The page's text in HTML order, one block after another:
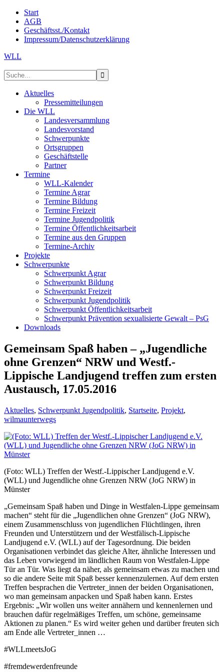
Start
AGB
Geschäftsst./Kontakt
Impressum/Datenschutzerklärung
WLL
Aktuelles
Pressemitteilungen
Die WLL
Landesversammlung
Landesvorstand
Schwerpunkte
Ortsgruppen
Geschäftstelle
Partner
Termine
WLL-Kalender
Termine Agrar
Termine Bildung
Termine Freizeit
Termine Jugendpolitik
Termine Öffentlichkeitsarbeit
Termine aus den Gruppen
Termine-Archiv
Projekte
Schwerpunkte
Schwerpunkt Agrar
Schwerpunkt Bildung
Schwerpunkt Freizeit
Schwerpunkt Jugendpolitik
Schwerpunkt Öffentlichkeitsarbeit
Schwerpunkt Prävention sexualisierte Gewalt – PsG
Downloads
Gemeinsam Spaß haben – „Jugendliche
ohne Grenzen“ NRW und Westf.-
Lippische Landjugend treffen zum ersten
Austausch, 17.05.2016
Aktuelles, Schwerpunkt Jugendpolitik, Startseite, Projekt,
wilmaunterwegs
(Foto: WLL) Treffen der Westf.-Lippischer Landjugend e.V.
(WLL) und Jugendliche ohne Grenzen NRW (JoG NRW) in
Münster
„Gemeinsam Spaß haben und Dinge in Westfalen-Lippe gemeinsam
machen“ steht für die „Jugendlichen ohne Grenzen“ (JoG NRW),
einem Zusammenschluss von jugendlichen Flüchtlingen, ihren
Freunden und Unterstützern und der Westfälisch-Lippische
Landjugend e.V. (WLL) auf der Tagesordnung. Die beiden
Organisationen verbindet das gleiche Alter, ähnliche Interessen und
das Leben vorwiegend im ländlichen Raum von Westfalen-Lippe
Tür an Tür. Was liegt da näher, als gemeinsam etwas zu machen und
so die andere Seite mit Spaß besser kennenzulernen. Auf dem ersten
Treffen besprachen die Vertreter_innen der beiden Organisationen,
wo man gemeinsam anpacken und Spaß haben kann. Erstes
Ergebnis: „Wir wollen uns weiter annähern und kennenlernen und
brauchen dafür regelmäßiges Treffen, um schöne, gemeinsame
Aktionen zu planen.“ Es wird weiter gehen und darüber freuten sich
am Ende alle Vertreter_innen …
#WLLmeetsJoG
#fremdewerdenfreunde